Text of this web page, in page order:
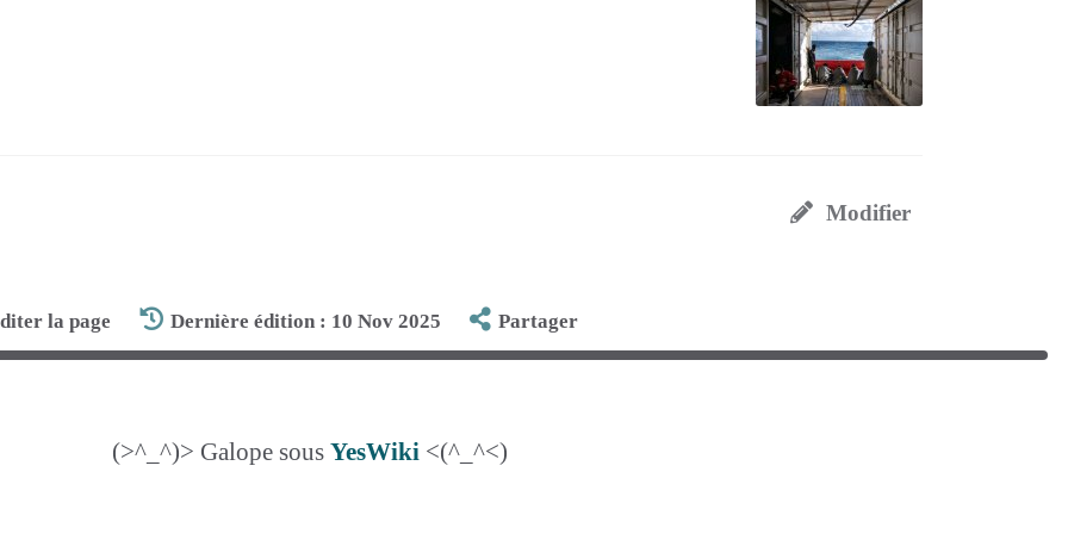
Modifier
la page Dernière édition : 10 Nov 2025 Partager
(>^_^)> Galope sous YesWiki <(^_^<)